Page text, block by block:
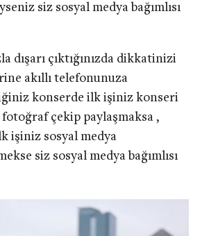
siz sosyal medya bağımlısı
dışarı çıktığınızda dikkatinizi
akıllı telefonunuza
konserde ilk işiniz konseri
çekip paylaşmaksa ,
işiniz sosyal medya
siz sosyal medya bağımlısı